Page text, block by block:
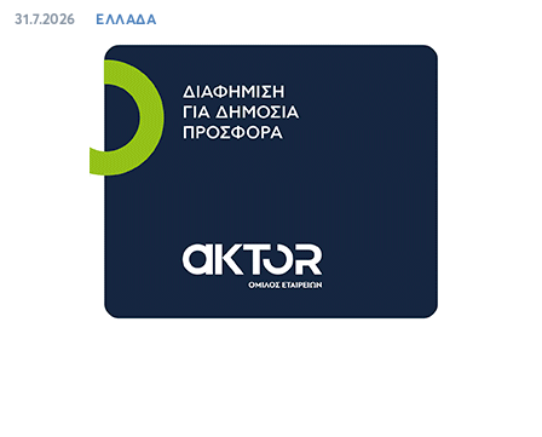
31.7.2026 ΕΛΛΑΔΑ